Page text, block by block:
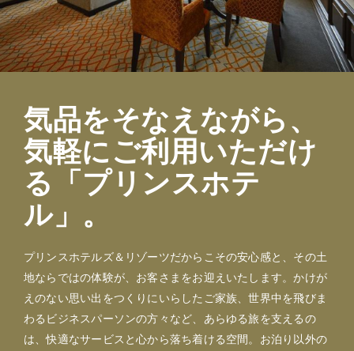
気品をそなえながら、
気軽にご利用いただけ
る「プリンスホテ
ル」。
プリンスホテルズ＆リゾーツだからこその安心感と、その土
地ならではの体験が、お客さまをお迎えいたします。かけが
えのない思い出をつくりにいらしたご家族、世界中を飛びま
わるビジネスパーソンの方々など、あらゆる旅を支えるの
は、快適なサービスと心から落ち着ける空間。お泊り以外の